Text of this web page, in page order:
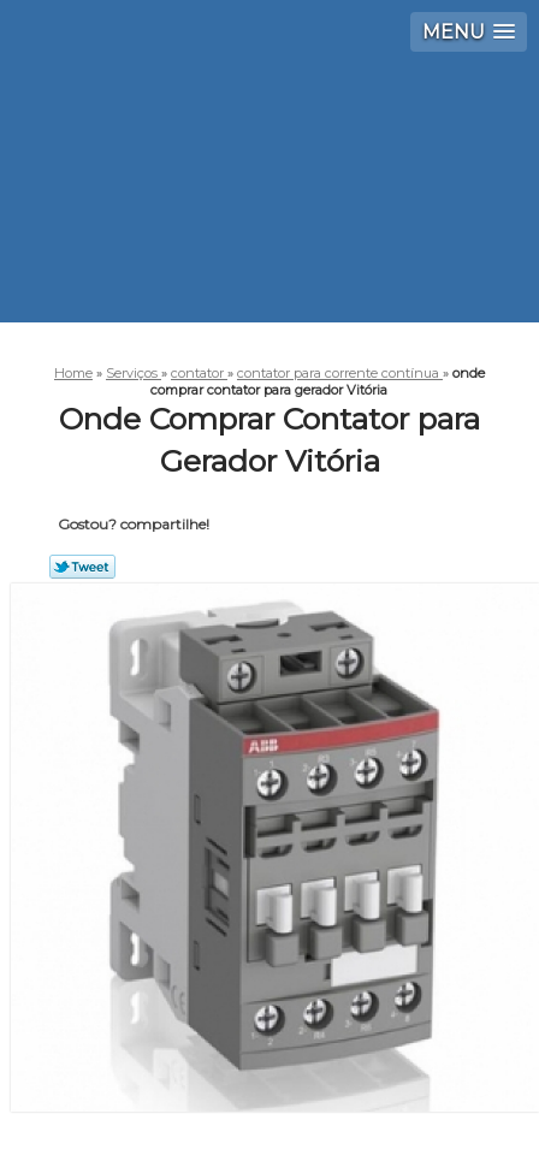
MENU
Home » Serviços » contator » contator para corrente contínua » onde
comprar contator para gerador Vitória
Onde Comprar Contator para
Gerador Vitória
Gostou? compartilhe!